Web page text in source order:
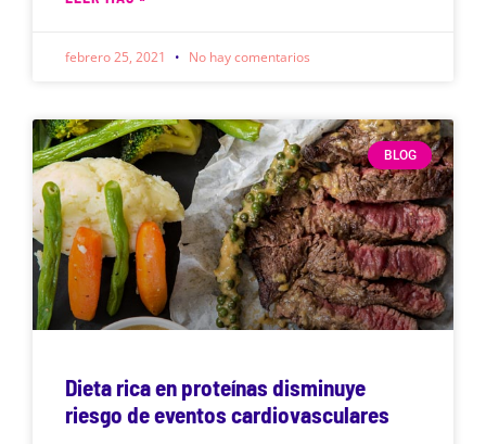
febrero 25, 2021 No hay comentarios
BLOG
Dieta rica en proteínas disminuye
riesgo de eventos cardiovasculares